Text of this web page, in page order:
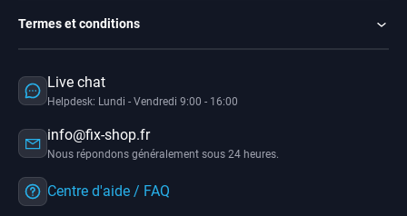
Termes et conditions
Live chat
Helpdesk: Lundi - Vendredi 9:00 - 16:00
info@fix-shop.fr
Nous répondons généralement sous 24 heures.
Centre d'aide / FAQ